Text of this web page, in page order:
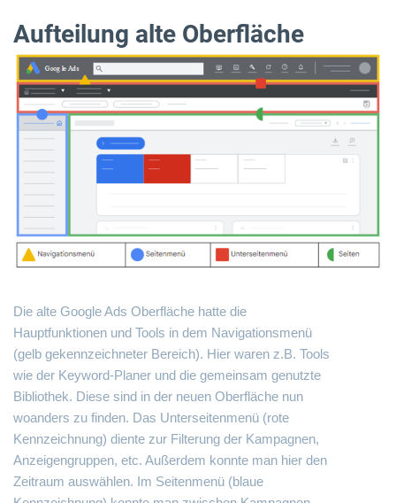
Aufteilung alte Oberfläche
Die alte Google Ads Oberfläche hatte die
Hauptfunktionen und Tools in dem Navigationsmenü
(gelb gekennzeichneter Bereich). Hier waren z.B. Tools
wie der Keyword-Planer und die gemeinsam genutzte
Bibliothek. Diese sind in der neuen Oberfläche nun
woanders zu finden. Das Unterseitenmenü (rote
Kennzeichnung) diente zur Filterung der Kampagnen,
Anzeigengruppen, etc. Außerdem konnte man hier den
Zeitraum auswählen. Im Seitenmenü (blaue